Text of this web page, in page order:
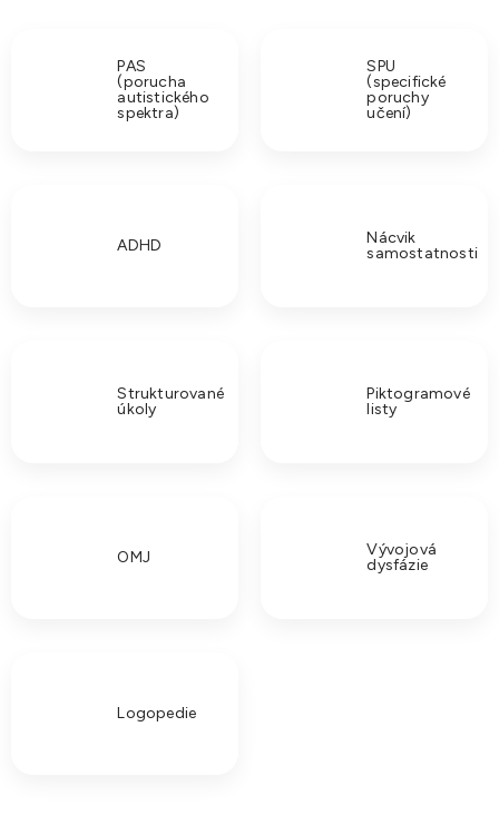
PAS
(porucha
autistického
spektra)
SPU
(specifické
poruchy
učení)
ADHD
Nácvik
samostatnosti
Strukturované
úkoly
Piktogramové
listy
OMJ
Vývojová
dysfázie
Logopedie